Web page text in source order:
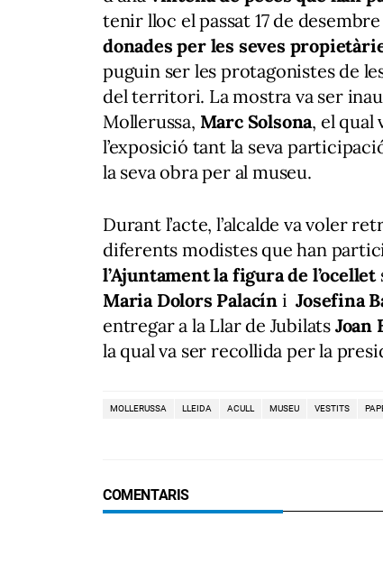
tenir lloc el passat 17 de
donades per les seves
puguin ser les protagonistes de
del territori. La mostra va ser
Mollerussa, Marc Solsona, el qual
l’exposició tant la seva
la seva obra per al museu.
Durant l’acte, l’alcalde va voler
diferents modistes que han
l’Ajuntament la figura de l’ocellet
Maria Dolors Palacín iJosefina
entregar a la Llar de Jubilats Joan
la qual va ser recollida per la
MOLLERUSSA LLEIDA ACULL MUSEU VESTITS
COMENTARIS